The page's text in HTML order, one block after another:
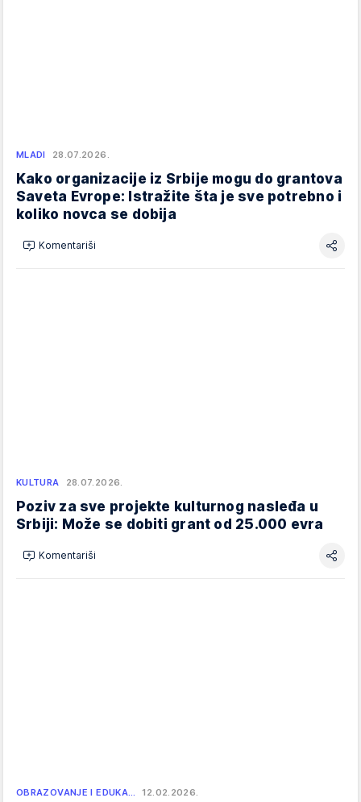
MLADI 28.07.2026.
Kako organizacije iz Srbije mogu do grantova
Saveta Evrope: Istražite šta je sve potrebno i
koliko novca se dobija
Komentariši
KULTURA 28.07.2026.
Poziv za sve projekte kulturnog nasleđa u
Srbiji: Može se dobiti grant od 25.000 evra
Komentariši
OBRAZOVANJE I EDUKA… 12.02.2026.